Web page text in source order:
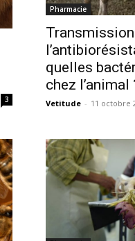
3
Pharmacie
quelles
chez l’animal
Vetitude - 11 octobre